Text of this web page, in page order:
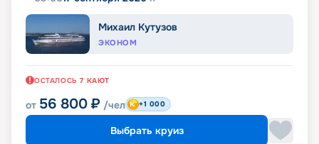
Михаил Кутузов
ЭКОНОМ
ОСТАЛОСЬ 7 КАЮТ
от 56 800 ₽ /чел +1 000
Выбрать круиз